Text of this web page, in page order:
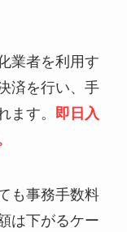
業者を利用す
済を行い、手
ます。 即日入
も事務手数料
は下がるケー